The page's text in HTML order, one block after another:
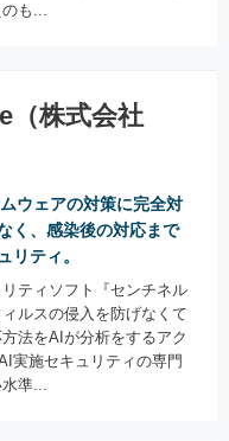
も...
（株式会社
ウェアの対策に完全対
く、感染後の対応まで
リティ。
ティソフト『センチネル
ルスの侵入を防げなくて
法をAIが分析をするアク
実施セキュリティの専門
準...